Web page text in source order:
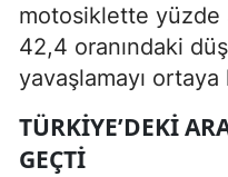
motosiklette
42,4 oranındaki
yavaşlamayı ortaya
TÜRKIYE’DEKI
GEÇTI